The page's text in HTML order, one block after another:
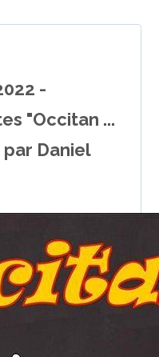
-
"Occitan ...
par Daniel